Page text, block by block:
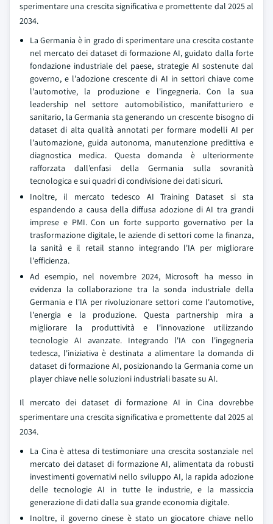
sperimentare una crescita significativa e promettente dal 2025 al
2034.
La Germania è in grado di sperimentare una crescita costante
nel mercato dei dataset di formazione AI, guidato dalla forte
fondazione industriale del paese, strategie AI sostenute dal
governo, e l'adozione crescente di AI in settori chiave come
l'automotive, la produzione e l'ingegneria. Con la sua
leadership nel settore automobilistico, manifatturiero e
sanitario, la Germania sta generando un crescente bisogno di
dataset di alta qualità annotati per formare modelli AI per
l'automazione, guida autonoma, manutenzione predittiva e
diagnostica medica. Questa domanda è ulteriormente
rafforzata dall’enfasi della Germania sulla sovranità
tecnologica e sui quadri di condivisione dei dati sicuri.
Inoltre, il mercato tedesco AI Training Dataset si sta
espandendo a causa della diffusa adozione di AI tra grandi
imprese e PMI. Con un forte supporto governativo per la
trasformazione digitale, le aziende di settori come la finanza,
la sanità e il retail stanno integrando l'IA per migliorare
l'efficienza.
Ad esempio, nel novembre 2024, Microsoft ha messo in
evidenza la collaborazione tra la sonda industriale della
Germania e l'IA per rivoluzionare settori come l'automotive,
l'energia e la produzione. Questa partnership mira a
migliorare la produttività e l'innovazione utilizzando
tecnologie AI avanzate. Integrando l'IA con l'ingegneria
tedesca, l'iniziativa è destinata a alimentare la domanda di
dataset di formazione AI, posizionando la Germania come un
player chiave nelle soluzioni industriali basate su AI.
Il mercato dei dataset di formazione AI in Cina dovrebbe
sperimentare una crescita significativa e promettente dal 2025 al
2034.
La Cina è attesa di testimoniare una crescita sostanziale nel
mercato dei dataset di formazione AI, alimentata da robusti
investimenti governativi nello sviluppo AI, la rapida adozione
delle tecnologie AI in tutte le industrie, e la massiccia
generazione di dati dalla sua grande economia digitale.
Inoltre, il governo cinese è stato un giocatore chiave nello